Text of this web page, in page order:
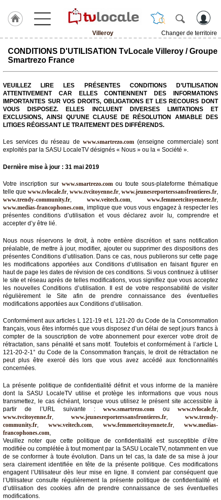
Villeroy
Changer de territoire
J'adhère
Hulcoq
Villeroy
TvLocale
France
Accueil
Agenda
Gazette
Vidéos
Médias
du
groupe
Blogs
Prémium
Inscription
annuaire
Accès
éditeur
CONDITIONS D'UTILISATION TvLocale Villeroy / Groupe
Smartrezo France
VEUILLEZ LIRE LES PRÉSENTES CONDITIONS D’UTILISATION
ATTENTIVEMENT CAR ELLES CONTIENNENT DES INFORMATIONS
IMPORTANTES SUR VOS DROITS, OBLIGATIONS ET LES RECOURS DONT
VOUS DISPOSEZ. ELLES INCLUENT DIVERSES LIMITATIONS ET
EXCLUSIONS, AINSI QU’UNE CLAUSE DE RÉSOLUTION AMIABLE DES
LITIGES RÉGISSANT LE TRAITEMENT DES DIFFÉRENDS.
Les services du réseau de www.smartrezo.com(enseigne commerciale) sont
exploités par la SASU LocaleTV désignés « Nous » ou la « Société ».
Dernière mise à jour : 31 mai 2019
Votre inscription sur www.smartrezo.comou toute sous-plateforme thématique
telle que www.tvlocale.fr, www.tvcitoyenne.fr, www.jeunesreporterssansfrontieres.fr,
www.trendy-community.fr, www.veitech.com, www.femmeetcitoyennete.fr,
www.medias-francophones.com, implique que vous vous engagez à respecter les
présentes conditions d’utilisation et vous déclarez avoir lu, comprendre et
accepter d’y être lié.
Nous nous réservons le droit, à notre entière discrétion et sans notification
préalable, de mettre à jour, modifier, ajouter ou supprimer des dispositions des
présentes Conditions d’utilisation. Dans ce cas, nous publierons sur cette page
les modifications apportées aux Conditions d’utilisation en faisant figurer en
haut de page les dates de révision de ces conditions. Si vous continuez à utiliser
le site et réseau après de telles modifications, vous signifiez que vous acceptez
les nouvelles Conditions d’utilisation. Il est de votre responsabilité de visiter
régulièrement le Site afin de prendre connaissance des éventuelles
modifications apportées aux Conditions d’utilisation.
Conformément aux articles L 121-19 et L 121-20 du Code de la Consommation
français, vous êtes informés que vous disposez d’un délai de sept jours francs à
compter de la souscription de votre abonnement pour exercer votre droit de
rétractation, sans pénalité et sans motif. Toutefois et conformément à l’article L
121-20-2-1° du Code de la Consommation français, le droit de rétractation ne
peut plus être exercé dès lors que vous avez accédé aux fonctionnalités
concernées.
La présente politique de confidentialité définit et vous informe de la manière
dont la SASU LocaleTV utilise et protège les informations que vous nous
transmettez, le cas échéant, lorsque vous utilisez le présent site accessible à
partir de l’URL suivante :www.smartrezo.com ouwww.tvlocale.fr,
www.tvcitoyenne.fr, www.jeunesreporterssansfrontieres.fr, www.trendy-
community.fr, www.veitech.com, www.femmeetcitoyennete.fr, www.medias-
francophones.com,
Veuillez noter que cette politique de confidentialité est susceptible d’être
modifiée ou complétée à tout moment par la SASU LocaleTV, notamment en vue
de se conformer à toute évolution. Dans un tel cas, la date de sa mise à jour
sera clairement identifiée en tête de la présente politique. Ces modifications
engagent l’Utilisateur dès leur mise en ligne. Il convient par conséquent que
l’Utilisateur consulte régulièrement la présente politique de confidentialité et
d’utilisation des cookies afin de prendre connaissance de ses éventuelles
modifications.